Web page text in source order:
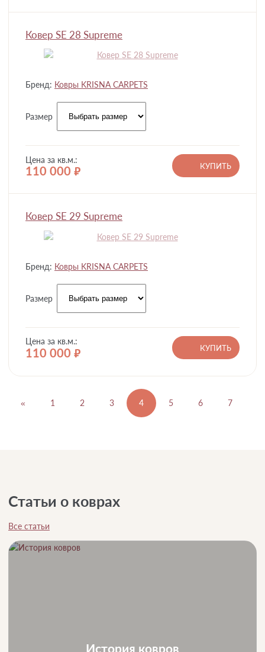
Ковер SE 28 Supreme
Бренд: Ковры KRISNA CARPETS
Размер
Цена за кв.м.:
110 000 руб.
КУПИТЬ
Ковер SE 29 Supreme
Бренд: Ковры KRISNA CARPETS
Размер
Цена за кв.м.:
110 000 руб.
КУПИТЬ
« 1 2 3 4 5 6 7
Статьи о коврах
Все статьи
История ковров